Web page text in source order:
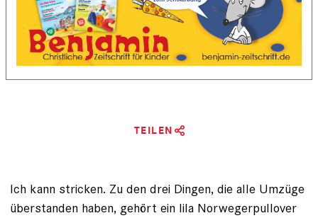
TEILEN
Ich kann stricken. Zu den drei Dingen, die alle Umzüge
überstanden haben, gehört ein lila Norwegerpullover